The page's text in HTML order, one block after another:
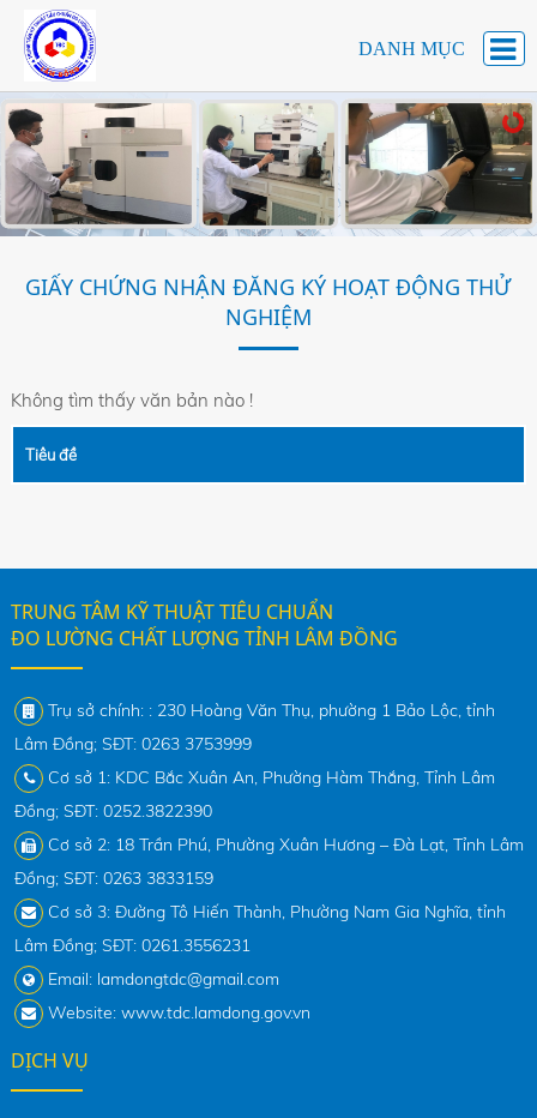
DANH MỤC
GIẤY CHỨNG NHẬN ĐĂNG KÝ HOẠT ĐỘNG THỬ
NGHIỆM
Không tìm thấy văn bản nào !
Tiêu đề
TRUNG TÂM KỸ THUẬT TIÊU CHUẨN
ĐO LƯỜNG CHẤT LƯỢNG TỈNH LÂM ĐỒNG
Trụ sở chính: : 230 Hoàng Văn Thụ, phường 1 Bảo Lộc, tỉnh
Lâm Đồng; SĐT: 0263 3753999
Cơ sở 1: KDC Bắc Xuân An, Phường Hàm Thắng, Tỉnh Lâm
Đồng; SĐT: 0252.3822390
Cơ sở 2: 18 Trần Phú, Phường Xuân Hương – Đà Lạt, Tỉnh Lâm
Đồng; SĐT: 0263 3833159
Cơ sở 3: Đường Tô Hiến Thành, Phường Nam Gia Nghĩa, tỉnh
Lâm Đồng; SĐT: 0261.3556231
Email: lamdongtdc@gmail.com
Website: www.tdc.lamdong.gov.vn
DỊCH VỤ